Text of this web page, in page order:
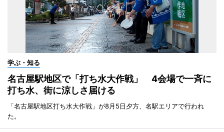
学ぶ・知る
名古屋駅地区で「打ち水大作戦」 4会場で一斉に
打ち水、街に涼しさ届ける
「名古屋駅地区打ち水大作戦」が8月5日夕方、名駅エリアで行われ
た。